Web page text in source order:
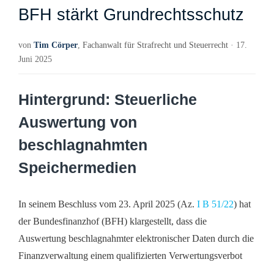
BFH stärkt Grundrechtsschutz
von Tim Cörper Fachanwalt für Strafrecht und Steuerrecht · 17.
Juni 2025
Hintergrund: Steuerliche
Auswertung von
beschlagnahmten
Speichermedien
In seinem Beschluss vom 23. April 2025 (Az. I B 51/22) hat
der Bundesfinanzhof (BFH) klargestellt, dass die
Auswertung beschlagnahmter elektronischer Daten durch die
Finanzverwaltung einem qualifizierten Verwertungsverbot